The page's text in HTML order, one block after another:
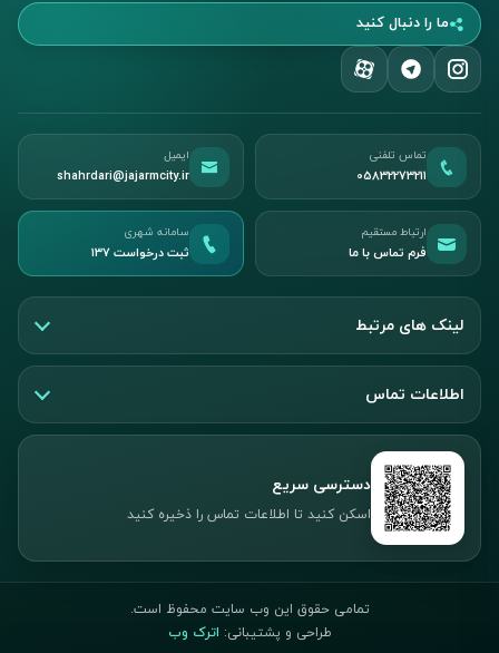
ما را دنبال کنید
تماس تلفنی
05832273211
ایمیل
shahrdari@jajarmcity.ir
ارتباط مستقیم
فرم تماس با ما
سامانه شهری
ثبت درخواست ۱۳۷
لینک های مرتبط
اطلاعات تماس
دسترسی سریع
اسکن کنید تا اطلاعات تماس را ذخیره کنید
تمامی حقوق این وب سایت محفوظ است.
طراحی و پشتیبانی: اترک وب